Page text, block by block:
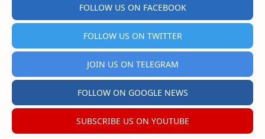
FOLLOW US ON FACEBOOK
FOLLOW US ON TWITTER
JOIN US ON TELEGRAM
FOLLOW ON GOOGLE NEWS
SUBSCRIBE US ON YOUTUBE